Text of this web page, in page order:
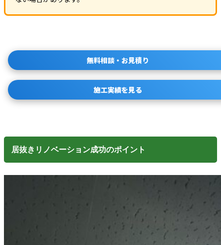
無料相談・お見積り
施工実績を見る
居抜きリノベーション成功のポイント